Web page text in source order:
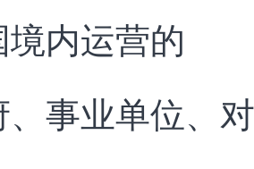
境内运营的
、事业单位、